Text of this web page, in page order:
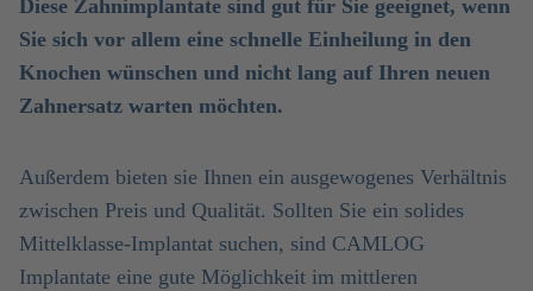
Diese Zahnimplantate sind gut für Sie geeignet, wenn
Sie sich vor allem eine schnelle Einheilung in den
Knochen wünschen und nicht lang auf Ihren neuen
Zahnersatz warten möchten.
Außerdem bieten sie Ihnen ein ausgewogenes Verhältnis
zwischen Preis und Qualität. Sollten Sie ein solides
Mittelklasse-Implantat suchen, sind CAMLOG
Implantate eine gute Möglichkeit im mittleren